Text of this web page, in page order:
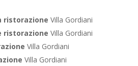
ristorazione Villa Gordiani
ristorazione Villa Gordiani
Villa Gordiani
Villa Gordiani